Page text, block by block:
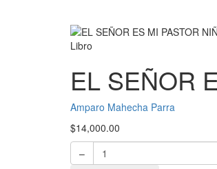
Libro
EL SEÑOR
Amparo Mahecha Parra
$14,000.00
–